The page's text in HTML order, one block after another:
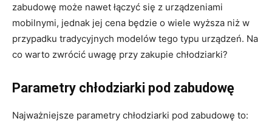
zabudowę może nawet łączyć się z urządzeniami
mobilnymi, jednak jej cena będzie o wiele wyższa niż w
przypadku tradycyjnych modelów tego typu urządzeń. Na
co warto zwrócić uwagę przy zakupie chłodziarki?
Parametry chłodziarki pod zabudowę
Najważniejsze parametry chłodziarki pod zabudowę to: